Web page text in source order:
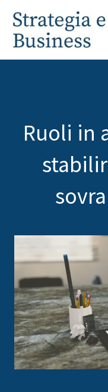
contenuto
Ruoli in